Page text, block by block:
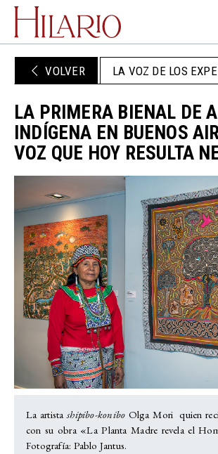
VOLVER LA VOZ DE LOS
LA PRIMERA BIENAL DE
INDÍGENA EN BUENOS
VOZ QUE HOY RESULTA
La artista shipibo-konibo Olga Mori quien
con su obra «La Planta Madre revela el
Fotografía: Pablo Jantus.